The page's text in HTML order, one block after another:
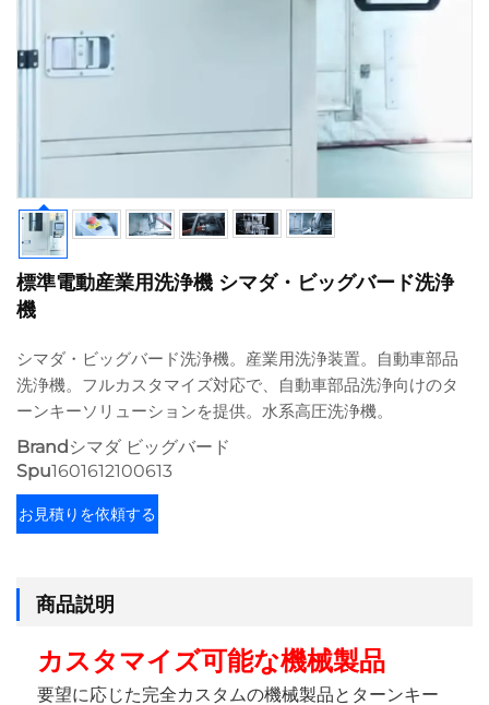
標準電動産業用洗浄機 シマダ・ビッグバード洗浄
機
シマダ・ビッグバード洗浄機。産業用洗浄装置。自動車部品
洗浄機。フルカスタマイズ対応で、自動車部品洗浄向けのタ
ーンキーソリューションを提供。水系高圧洗浄機。
Brandシマダ ビッグバード
Spu1601612100613
お見積りを依頼する
商品説明
カスタマイズ可能な機械製品
要望に応じた完全カスタムの機械製品とターンキー